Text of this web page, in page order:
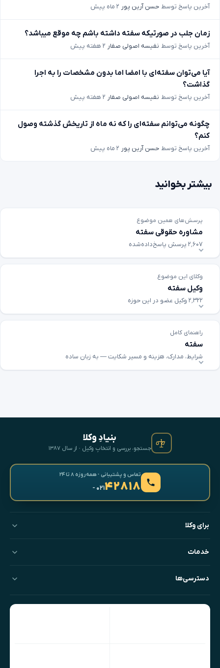
آخرین پاسخ توسط حسن آرین پور ۲ ماه پیش
زمان جلب در صورتیکه سفته داشته باشم چه موقع میباشد؟
آخرین پاسخ توسط نفیسه اصولی صفار ۲ هفته پیش
آیا می‌توان سفته‌ای با امضا اما بدون مشخصات را به اجرا
گذاشت؟
آخرین پاسخ توسط نفیسه اصولی صفار ۲ هفته پیش
چگونه می‌توانم سفته‌ای را که نه ماه از تاریخش گذشته وصول
کنم؟
آخرین پاسخ توسط حسن آرین پور ۲ ماه پیش
بیشتر بخوانید
پرسش‌های همین موضوع
مشاوره حقوقی سفته
۲٬۶۰۷ پرسش پاسخ‌داده‌شده
وکلای این موضوع
وکیل سفته
۲٬۳۲۲ وکیل عضو در این حوزه
راهنمای کامل
سفته
شرایط، مدارک، هزینه و مسیر شکایت — به زبان ساده
بنیادِ وکلا
جستجو، بررسی و انتخابِ وکیل · از سال ۱۳۸۷
تماس و پشتیبانی · همه‌روزه ۸ تا ۲۴
۴۲۸۱۸- ۰۲۱
برای وکلا
خدمات
دسترسی‌ها